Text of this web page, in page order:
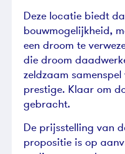
Deze locatie biedt
bouwmogelijkheid,
een droom te
die droom
zeldzaam
prestige. Klaar om
gebracht.
De prijsstelling van
propositie is op